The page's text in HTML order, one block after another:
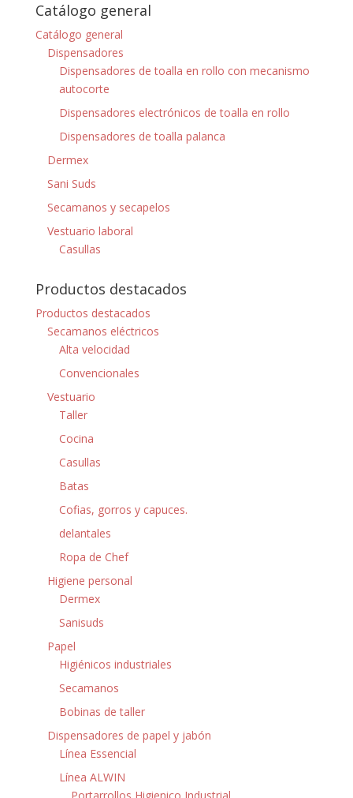
Catálogo general
Catálogo general
Dispensadores
Dispensadores de toalla en rollo con mecanismo
autocorte
Dispensadores electrónicos de toalla en rollo
Dispensadores de toalla palanca
Dermex
Sani Suds
Secamanos y secapelos
Vestuario laboral
Casullas
Productos destacados
Productos destacados
Secamanos eléctricos
Alta velocidad
Convencionales
Vestuario
Taller
Cocina
Casullas
Batas
Cofias, gorros y capuces.
delantales
Ropa de Chef
Higiene personal
Dermex
Sanisuds
Papel
Higiénicos industriales
Secamanos
Bobinas de taller
Dispensadores de papel y jabón
Línea Essencial
Línea ALWIN